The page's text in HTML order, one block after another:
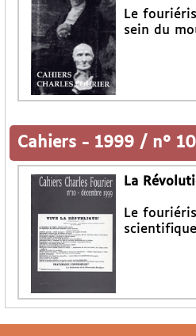
Le
sein du
Cahiers - 1999 / n° 10
La
Le